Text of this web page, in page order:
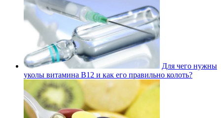
Для чего нужны
уколы витамина В12 и как его правильно колоть?